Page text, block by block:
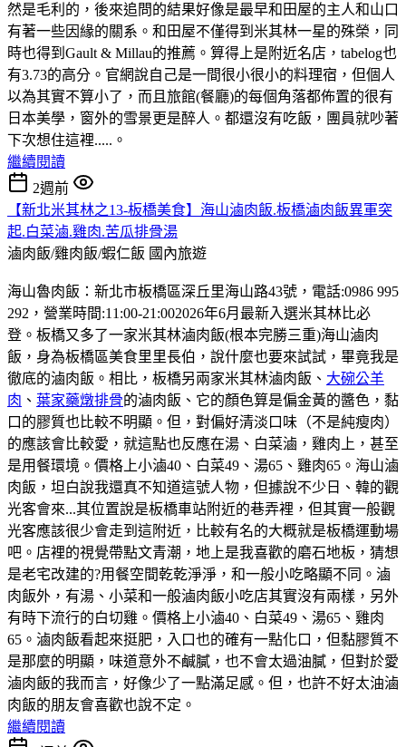
然是毛利的，後來追問的結果好像是最早和田屋的主人和山口
有著一些因緣的關系。和田屋不僅得到米其林一星的殊榮，同
時也得到Gault & Millau的推薦。算得上是附近名店，tabelog也
有3.73的高分。官網說自己是一間很小很小的料理宿，但個人
以為其實不算小了，而且旅館(餐廳)的每個角落都佈置的很有
日本美學，窗外的雪景更是醉人。都還沒有吃飯，團員就吵著
下次想住這裡.....。
繼續閱讀
2週前
【新北米其林之13-板橋美食】海山滷肉飯.板橋滷肉飯異軍突
起.白菜滷.雞肉.苦瓜排骨湯
滷肉飯/雞肉飯/蝦仁飯 國內旅遊
海山魯肉飯：新北市板橋區深丘里海山路43號，電話:0986 995
292，營業時間:11:00-21:002026年6月最新入選米其林比必
登。板橋又多了一家米其林滷肉飯(根本完勝三重)海山滷肉
飯，身為板橋區美食里里長伯，說什麼也要來試試，畢竟我是
徹底的滷肉飯。相比，板橋另兩家米其林滷肉飯、 大碗公羊
肉 、 葉家藥燉排骨的滷肉飯、它的顏色算是偏金黃的醬色，黏
口的膠質也比較不明顯。但，對偏好清淡口味（不是純瘦肉）
的應該會比較愛，就這點也反應在湯、白菜滷，雞肉上，甚至
是用餐環境。價格上小滷40、白菜49、湯65、雞肉65。海山滷
肉飯，坦白說我還真不知道這號人物，但據說不少日、韓的觀
光客會來...其位置說是板橋車站附近的巷弄裡，但其實一般觀
光客應該很少會走到這附近，比較有名的大概就是板橋運動場
吧。店裡的視覺帶點文青潮，地上是我喜歡的磨石地板，猜想
是老宅改建的?用餐空間乾乾淨淨，和一般小吃略顯不同。滷
肉飯外，有湯、小菜和一般滷肉飯小吃店其實沒有兩樣，另外
有時下流行的白切雞。價格上小滷40、白菜49、湯65、雞肉
65。滷肉飯看起來挺肥，入口也的確有一點化口，但黏膠質不
是那麼的明顯，味道意外不鹹膩，也不會太過油膩，但對於愛
滷肉飯的我而言，好像少了一點滿足感。但，也許不好太油滷
肉飯的朋友會喜歡也說不定。
繼續閱讀